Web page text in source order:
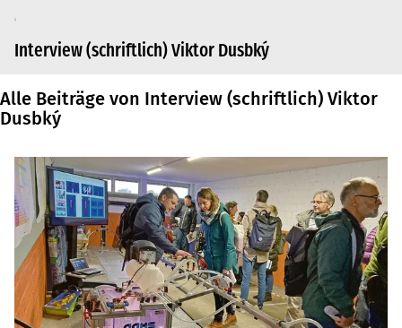
Interview (schriftlich) Viktor Dusbký
Alle Beiträge von Interview (schriftlich) Viktor
Dusbký